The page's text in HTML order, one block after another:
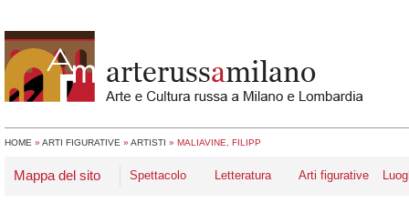
HOME » ARTI FIGURATIVE » ARTISTI » MALIAVINE, FILIPP
Mappa del sito Spettacolo Letteratura Arti figurative